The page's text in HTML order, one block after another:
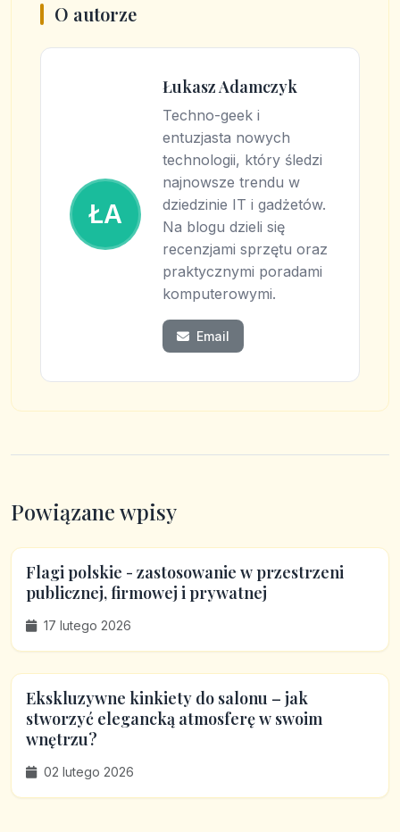
O autorze
ŁA
Łukasz Adamczyk
Techno-geek i
entuzjasta nowych
technologii, który śledzi
najnowsze trendu w
dziedzinie IT i gadżetów.
Na blogu dzieli się
recenzjami sprzętu oraz
praktycznymi poradami
komputerowymi.
Email
Powiązane wpisy
Flagi polskie - zastosowanie w przestrzeni
publicznej, firmowej i prywatnej
17 lutego 2026
Ekskluzywne kinkiety do salonu – jak
stworzyć elegancką atmosferę w swoim
wnętrzu?
02 lutego 2026